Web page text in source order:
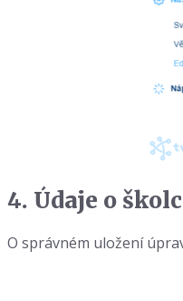
4. Údaje o
O správném uložení